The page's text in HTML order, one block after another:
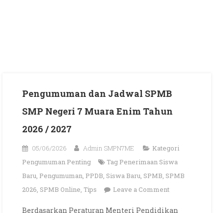
Pengumuman dan Jadwal SPMB
SMP Negeri 7 Muara Enim Tahun
2026 / 2027
05/06/2026 Admin SMPN7ME
Kategori
Pengumuman Penting
Tag Penerimaan Siswa
Baru, Pengumuman, PPDB, Siswa Baru, SPMB, SPMB
2026, SPMB Online, Tips Leave a Commenton
Berdasarkan Peraturan Menteri Pendidikan